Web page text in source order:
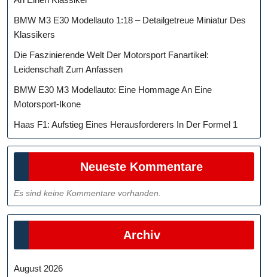
BMW M3 E30 Modellauto 1:18 – Detailgetreue Miniatur Des
Klassikers
Die Faszinierende Welt Der Motorsport Fanartikel:
Leidenschaft Zum Anfassen
BMW E30 M3 Modellauto: Eine Hommage An Eine
Motorsport-Ikone
Haas F1: Aufstieg Eines Herausforderers In Der Formel 1
Neueste Kommentare
Es sind keine Kommentare vorhanden.
Archiv
August 2026